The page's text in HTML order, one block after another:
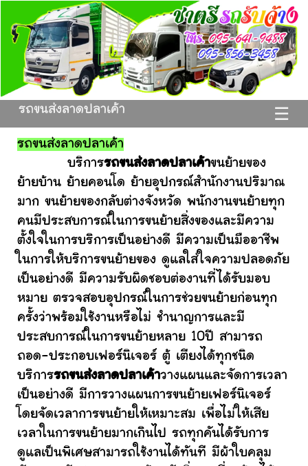
☰
รถขนส่งลาดปลาเค้า
รถขนส่งลาดปลาเค้า
บริการรถขนส่งลาดปลาเค้าขนย้ายของ
ย้ายบ้าน ย้ายคอนโด ย้ายอุปกรณ์สำนักงานปริมาณ
มาก ขนย้ายของกลับต่างจังหวัด พนักงานขนย้ายทุก
คนมีประสบการณ์ในการขนย้ายสิ่งของและมีความ
ตั้งใจในการบริการเป็นอย่างดี มีความเป็นมืออาชีพ
ในการให้บริการขนย้ายของ ดูแลใส่ใจความปลอดภัย
เป็นอย่างดี มีความรับผิดชอบต่องานที่ได้รับมอบ
หมาย ตรวจสอบอุปกรณ์ในการช่วยขนย้ายก่อนทุก
ครั้งว่าพร้อมใช้งานหรือไม่ ชำนาญการและมี
ประสบการณ์ในการขนย้ายหลาย 10ปี สามารถ
ถอด-ประกอบเฟอร์นิเจอร์ ตู้ เตียงได้ทุกชนิด
บริการรถขนส่งลาดปลาเค้าวางแผนและจัดการเวลา
เป็นอย่างดี มีการวางแผนการขนย้ายเฟอร์นิเจอร์
โดยจัดเวลาการขนย้ายให้เหมาะสม เพื่อไม่ให้เสีย
เวลาในการขนย้ายมากเกินไป รถทุกคันได้รับการ
ดูแลเป็นพิเศษสามารถใช้งานได้ทันที มีผ้าใบคลุม